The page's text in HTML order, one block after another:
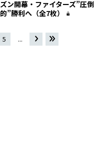
ズン開幕・ファイターズ”圧倒
的”勝利へ（全7枚）
5 ... »